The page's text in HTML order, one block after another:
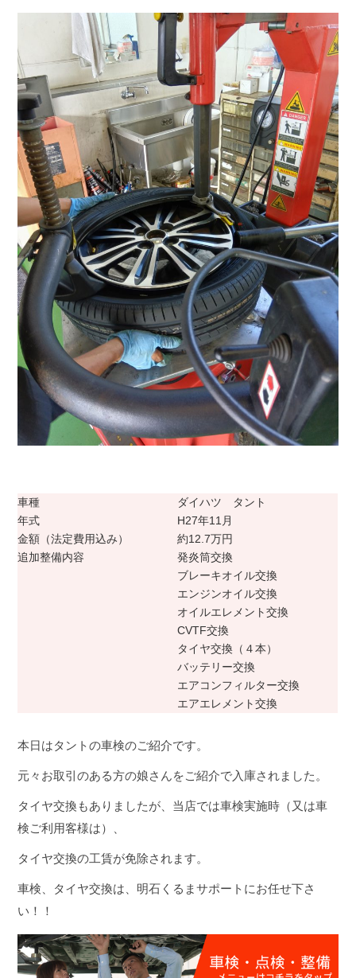
車種
ダイハツ タント
年式
H27年11月
金額（法定費用込み）
約12.7万円
追加整備内容
発炎筒交換
ブレーキオイル交換
エンジンオイル交換
オイルエレメント交換
CVTF交換
タイヤ交換（４本）
バッテリー交換
エアコンフィルター交換
エアエレメント交換
本日はタントの車検のご紹介です。
元々お取引のある方の娘さんをご紹介で入庫されました。
タイヤ交換もありましたが、当店では車検実施時（又は車
検ご利用客様は）、
タイヤ交換の工賃が免除されます。
車検、タイヤ交換は、明石くるまサポートにお任せ下さ
い！！